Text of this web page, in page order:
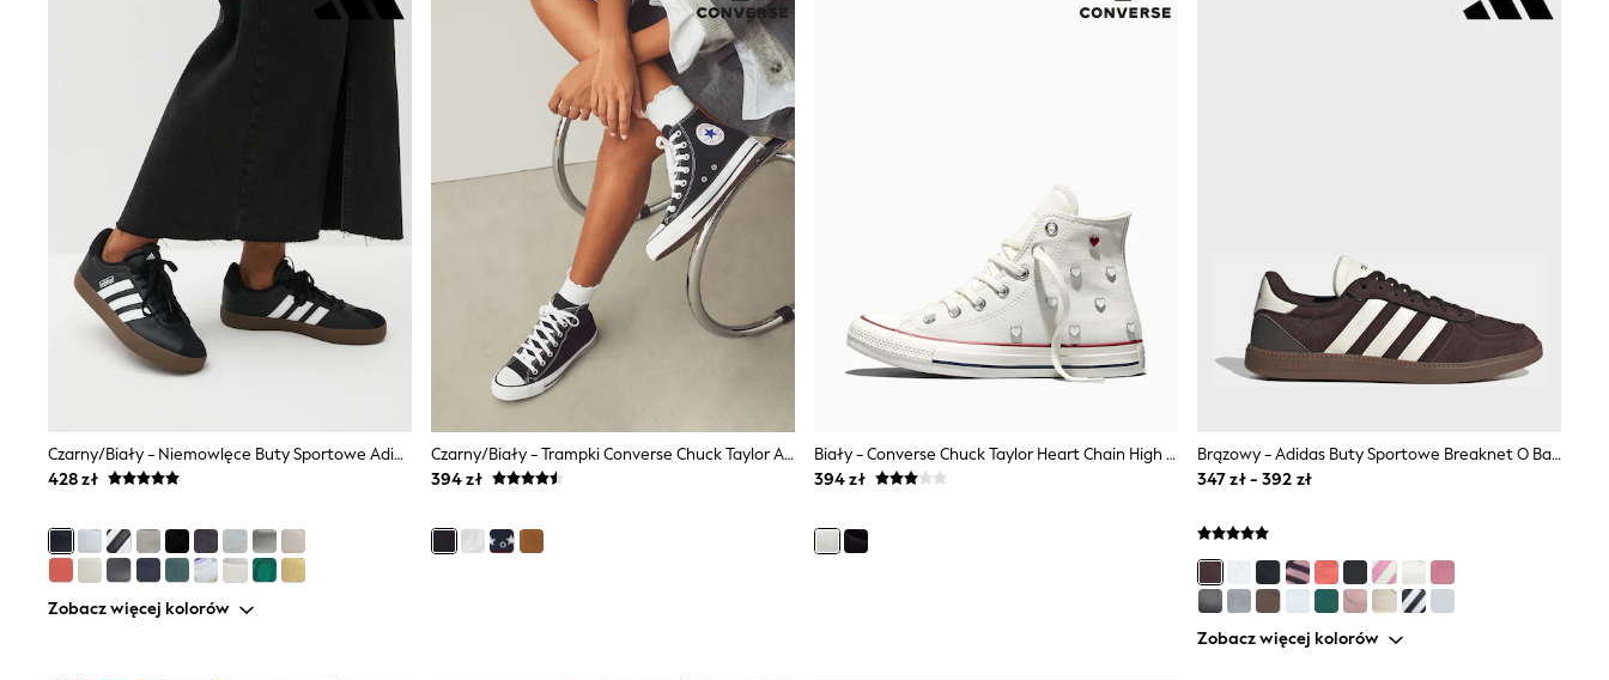
Sun Hats & Caps
Jumpsuits & Playsuits
Rash Vests
Sandals & Sliders
Sunglasses
Sunsafe Swimwear
Swimsuits
Tops & T-Shirts
Baby Holiday Shop
Baby Travel Accessories
All Accessories
Beach Bags
Luggage
Beach Towels
Havaianas
Pour Moi
Rayban
Trousers
GIRLS
New In
New in from Next
New In
Czarny/biały - Niemowlęce Buty Sportowe Adidas VL Court 3.0 Buty Sportowe
428 zł
Zobacz więcej kolorów
Czarny/biały - Trampki Converse Chuck Taylor All Star Z Wysoką Cholewką
394 zł
Biały - Converse Chuck Taylor Heart Chain High Trainers
394 zł
Brązowy - Adidas Buty Sportowe Breaknet O Bardzo Krótkim Fasonie
347 zł - 392 zł
Zobacz więcej kolorów